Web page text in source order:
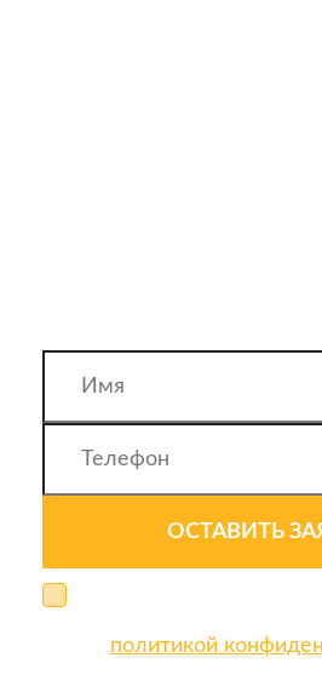
ОСТАВИТЬ
политикой